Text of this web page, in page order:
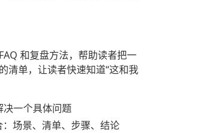
和复盘方法，帮助读者把一
清单，让读者快速知道“这和我
决一个具体问题
场景、清单、步骤、结论